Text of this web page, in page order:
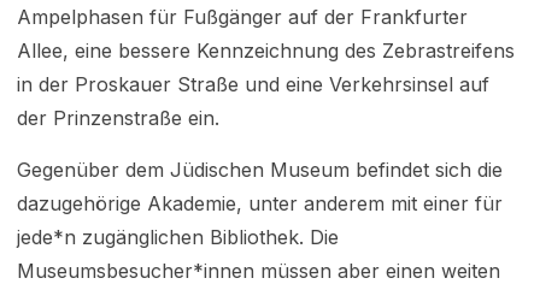
Ampelphasen für Fußgänger auf der Frankfurter
Allee, eine bessere Kennzeichnung des Zebrastreifens
in der Proskauer Straße und eine Verkehrsinsel auf
der Prinzenstraße ein.
Gegenüber dem Jüdischen Museum befindet sich die
dazugehörige Akademie, unter anderem mit einer für
jede*n zugänglichen Bibliothek. Die
Museumsbesucher*innen müssen aber einen weiten